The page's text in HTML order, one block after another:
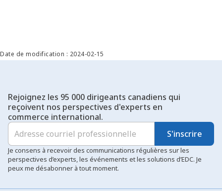
Date de modification : 2024-02-15
Rejoignez les 95 000 dirigeants canadiens qui
reçoivent nos perspectives d'experts en
commerce international.
S'inscrire
Je consens à recevoir des communications régulières sur les
perspectives d’experts, les événements et les solutions d’EDC. Je
peux me désabonner à tout moment.